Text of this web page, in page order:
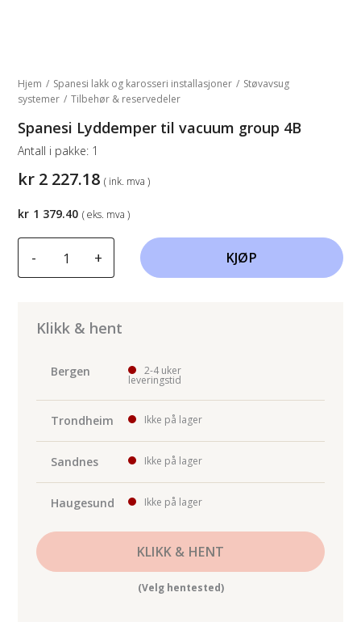
Hjem / Spanesi lakk og karosseri installasjoner / Støvavsug
systemer / Tilbehør & reservedeler
Spanesi Lyddemper til vacuum group 4B
kr 2 227.18 ( ink. mva )
Antall i pakke: 1
-
Lyddemper
group
+ KJØP
Klikk & hent
Bergen 2-4 uker
leveringstid
Trondheim Ikke på lager
Sandnes Ikke på lager
Haugesund Ikke på lager
KLIKK & HENT
(Velg hentested)
kr 1 379.40 ( eks. mva )